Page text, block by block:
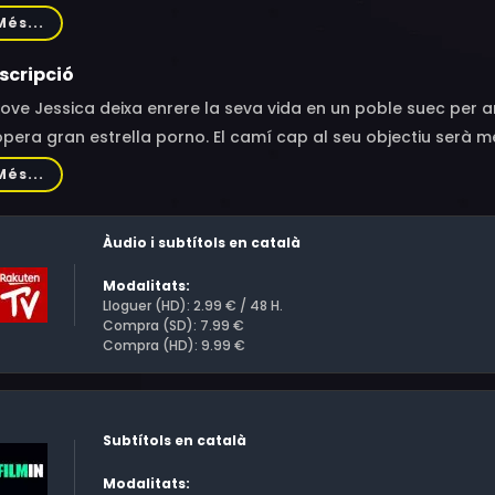
Tee Reel, Dana Dearmond, Eva Melander, Lucy Hart,
Xander Corvus, Ivy Sherwood, Kasia Szarek, Chanel
Nathan Bronson, Bill Bailey, Steve Holmes, Juliette
Eric John Grossbeck, Yoshi Nurijumi, David Freeman,
Thompson, Devin McGee, Kelvin Batiste Jr., Ex Libris,
Berg, Sean Stearley, Ruckus, Timi Mason, Jules Jordan,
Jessica deixa enrere la seva vida en un poble suec per
gran estrella porno. El camí cap al seu objectiu serà
Àudio i subtítols en català
Modalitats:
Lloguer (HD): 2.99 € / 48 H.
Compra (SD): 7.99 €
Compra (HD): 9.99 €
Subtítols en català
Modalitats: